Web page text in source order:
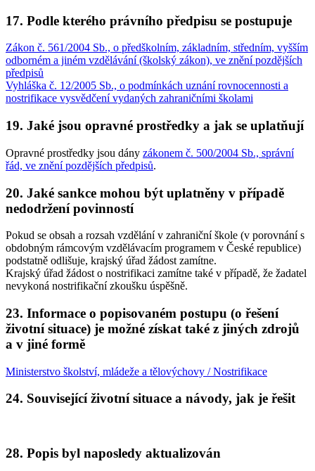
17. Podle kterého právního předpisu se postupuje
Zákon č. 561/2004 Sb., o předškolním, základním, středním, vyšším
odborném a jiném vzdělávání (školský zákon), ve znění pozdějších
předpisů
Vyhláška č. 12/2005 Sb., o podmínkách uznání rovnocennosti a
nostrifikace vysvědčení vydaných zahraničními školami
19. Jaké jsou opravné prostředky a jak se uplatňují
Opravné prostředky jsou dány zákonem č. 500/2004 Sb., správní
řád, ve znění pozdějších předpisů.
20. Jaké sankce mohou být uplatněny v případě
nedodržení povinností
Pokud se obsah a rozsah vzdělání v zahraniční škole (v porovnání s
obdobným rámcovým vzdělávacím programem v České republice)
podstatně odlišuje, krajský úřad žádost zamítne.
Krajský úřad žádost o nostrifikaci zamítne také v případě, že žadatel
nevykoná nostrifikační zkoušku úspěšně.
23. Informace o popisovaném postupu (o řešení
životní situace) je možné získat také z jiných zdrojů
a v jiné formě
Ministerstvo školství, mládeže a tělovýchovy / Nostrifikace
24. Související životní situace a návody, jak je řešit
28. Popis byl naposledy aktualizován